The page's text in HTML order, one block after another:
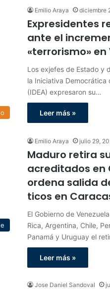
Emilio Araya diciembre
Expresidentes
ante el
«terrorismo» en
Los exjefes de Estado y
la Iniciativa Democrática
(IDEA) expresaron su…
Leer más »
Emilio Araya julio 29,
Maduro retira
acreditados en
ordena salida
ticos en
El Gobierno de
Rica, Argentina, Chile,
Panamá y Uruguay el
Leer más »
Jose Daniel Sandoval